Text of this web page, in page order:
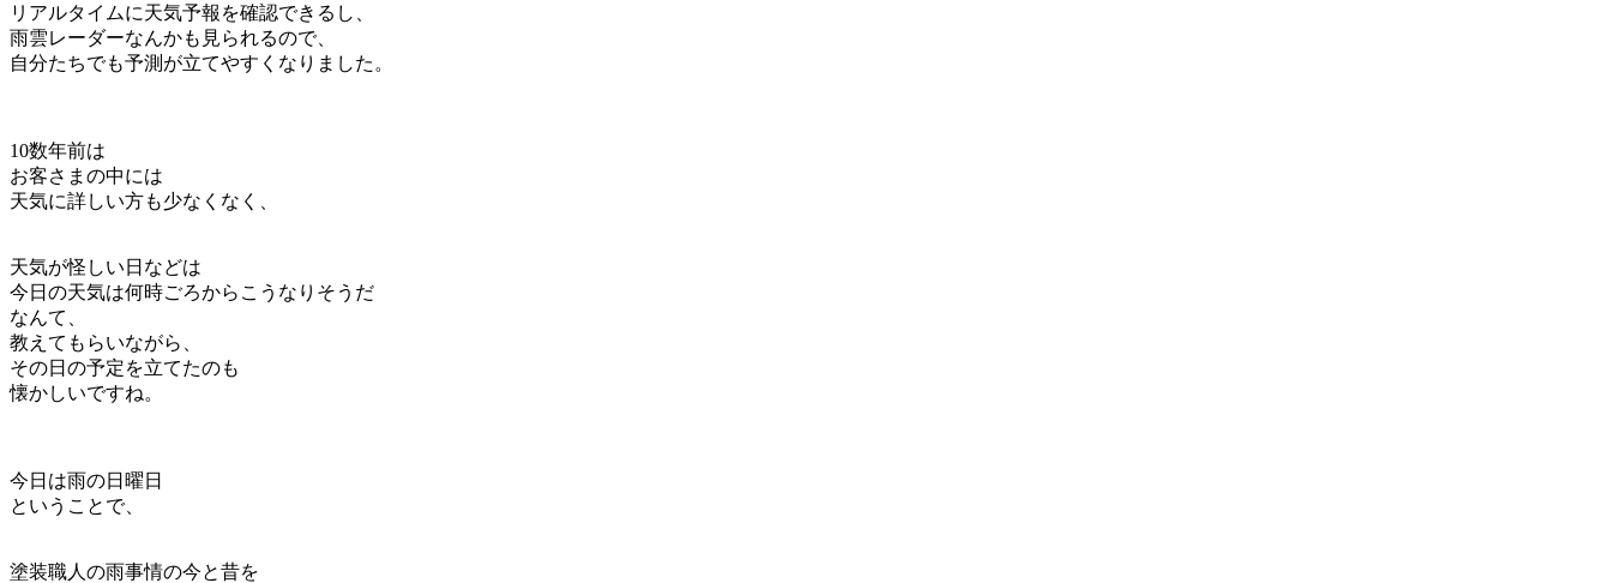
リアルタイムに天気予報を確認できるし、
雨雲レーダーなんかも見られるので、
自分たちでも予測が立てやすくなりました。
10数年前は
お客さまの中には
天気に詳しい方も少なくなく、
天気が怪しい日などは
今日の天気は何時ごろからこうなりそうだ
なんて、
教えてもらいながら、
その日の予定を立てたのも
懐かしいですね。
今日は雨の日曜日
ということで、
塗装職人の雨事情の今と昔を